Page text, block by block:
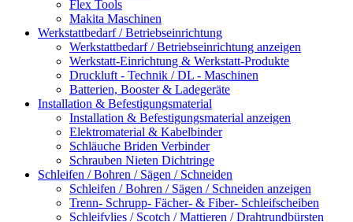
Flex Tools
Makita Maschinen
Werkstattbedarf / Betriebseinrichtung
Werkstattbedarf / Betriebseinrichtung anzeigen
Werkstatt-Einrichtung & Werkstatt-Produkte
Druckluft - Technik / DL - Maschinen
Batterien, Booster & Ladegeräte
Installation & Befestigungsmaterial
Installation & Befestigungsmaterial anzeigen
Elektromaterial & Kabelbinder
Schläuche Briden Verbinder
Schrauben Nieten Dichtringe
Schleifen / Bohren / Sägen / Schneiden
Schleifen / Bohren / Sägen / Schneiden anzeigen
Trenn- Schrupp- Fächer- & Fiber- Schleifscheiben
Schleifvlies / Scotch / Mattieren / Drahtrundbürsten